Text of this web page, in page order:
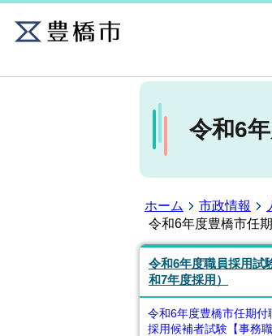
令和6
ホーム 市政情報
令和6年度豊橋市任
令和6年度職員採用試
和7年度採用）
令和6年度豊橋市任期付
採用候補者試験【事務職